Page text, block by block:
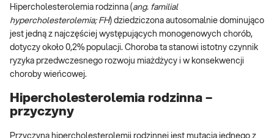
Hipercholesterolemia rodzinna (ang. familial
hypercholesterolemia; FH) dziedziczona autosomalnie dominująco
jest jedną z najczęściej występujących monogenowych chorób,
dotyczy około 0,2% populacji. Choroba ta stanowi istotny czynnik
ryzyka przedwczesnego rozwoju miażdżycy i w konsekwencji
choroby wieńcowej.
Hipercholesterolemia rodzinna –
przyczyny
Przyczyną hipercholesterolemii rodzinnej jest mutacja jednego z